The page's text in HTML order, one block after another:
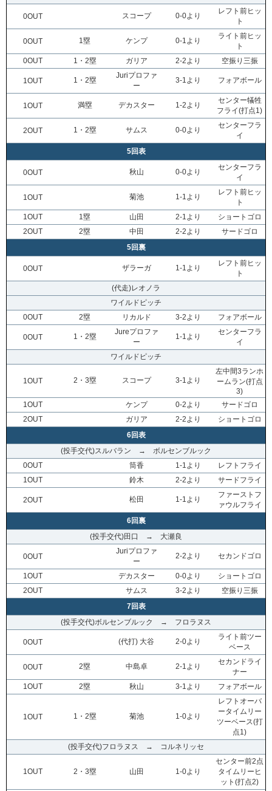
0OUT スコープ 0-0より
レフト前ヒッ
ト
0OUT 1塁 ケンプ 0-1より
ライト前ヒッ
ト
0OUT
1・2塁 ガリア 2-2より 空振り三振
1OUT 1・2塁
Juriプロファ
ー
3-1より フォアボール
1OUT 満塁 デカスター 1-2より
センター犠牲
フライ(打点1)
2OUT 1・2塁 サムス 0-0より
センターフラ
イ
5回表
0OUT 秋山 0-0より
センターフラ
イ
1OUT 菊池 1-1より
レフト前ヒッ
ト
1OUT
1塁 山田 2-1より
ショートゴロ
2OUT
2塁 中田 2-2より
サードゴロ
5回裏
0OUT ザラーガ 1-1より
レフト前ヒッ
ト
(代走)レオノラ
ワイルドピッチ
0OUT
2塁 リカルド 3-2より フォアボール
0OUT 1・2塁
Jureプロファ
ー
1-1より
センターフラ
イ
ワイルドピッチ
1OUT 2・3塁 スコープ 3-1より
左中間3ランホ
ームラン(打点
3)
1OUT
ケンプ 0-2より
サードゴロ
2OUT
ガリア 2-2より
ショートゴロ
6回表
(投手交代)スルバラン → ボルセンブルック
0OUT
筒香 1-1より
レフトフライ
1OUT
鈴木 2-2より サードフライ
2OUT 松田 1-1より
ファーストフ
ァウルフライ
6回裏
(投手交代)田口 → 大瀬良
0OUT
Juriプロファ
ー
2-2より セカンドゴロ
1OUT デカスター 0-0より
ショートゴロ
2OUT
サムス 3-2より
空振り三振
7回表
(投手交代)ボルセンブルック → フロラヌス
0OUT (代打) 大谷 2-0より
ライト前ツー
ベース
0OUT 2塁 中島卓 2-1より
セカンドライ
ナー
1OUT
2塁 秋山 3-1より フォアボール
1OUT 1・2塁 菊池 1-0より
レフトオーバ
ータイムリー
ツーベース(打
点1)
(投手交代)フロラヌス → コルネリッセ
1OUT 2・3塁 山田 1-0より
センター前2点
タイムリーヒ
ット(打点2)